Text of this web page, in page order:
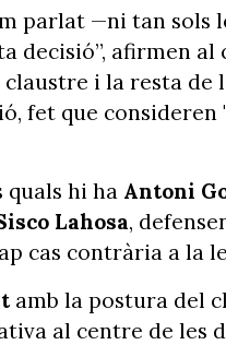
parlat —ni tan sols
decisió”, afirmen
i la resta de
fet que
quals hi ha Antoni
Lahosa,
cas contrària a la
amb la postura del
al centre de les